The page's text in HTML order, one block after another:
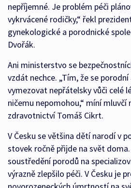
nepříjemné. Je problém péči
vykrvácené rodičky,“ řekl
gynekologické a porodnické
Dvořák.
Ani ministerstvo se
vzdát nechce. „Tím, že se
vymezovat nepřátelsky vůči celé
ničemu nepomohou,“ míní
zdravotnictví Tomáš Cikrt.
V Česku se většina dětí narodí v
stovek ročně přijde na svět
soustředění porodů na
výrazně zlepšilo péči. V Česku je